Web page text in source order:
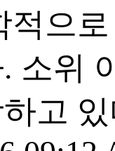
적으
소위
하고